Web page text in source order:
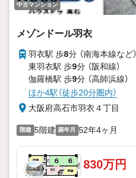
中古マンション
メゾンドール羽衣
羽衣駅 歩8分 （南海本線など）
東羽衣駅 歩9分 （阪和線）
伽羅橋駅 歩9分 （高師浜線）
ほか4駅（徒歩20分圏内）
大阪府高石市羽衣４丁目
階建 5階建 築年月 52年4ヶ月
830万円